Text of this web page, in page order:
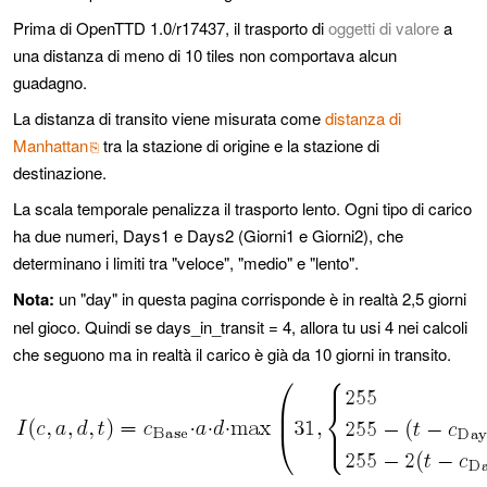
Prima di OpenTTD 1.0/r17437, il trasporto dioggetti di valorea
una distanza di meno di 10 tiles non comportava alcun
guadagno.
La distanza di transito viene misurata comedistanza di
Manhattan
tra la stazione di origine e la stazione di
destinazione.
La scala temporale penalizza il trasporto lento. Ogni tipo di carico
ha due numeri, Days1 e Days2 (Giorni1 e Giorni2), che
determinano i limiti tra "veloce", "medio" e "lento".
Nota: un "day" in questa pagina corrisponde è in realtà 2,5 giorni
nel gioco. Quindi se days_in_transit = 4, allora tu usi 4 nei calcoli
che seguono ma in realtà il carico è già da 10 giorni in transito.